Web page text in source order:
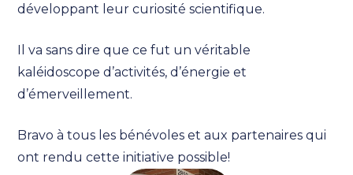
développant leur curiosité scientifique.
Il va sans dire que ce fut un véritable
kaléidoscope d’activités, d’énergie et
d’émerveillement.
Bravo à tous les bénévoles et aux partenaires qui
ont rendu cette initiative possible!